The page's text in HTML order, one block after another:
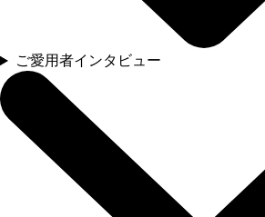
ご愛用者インタビュー